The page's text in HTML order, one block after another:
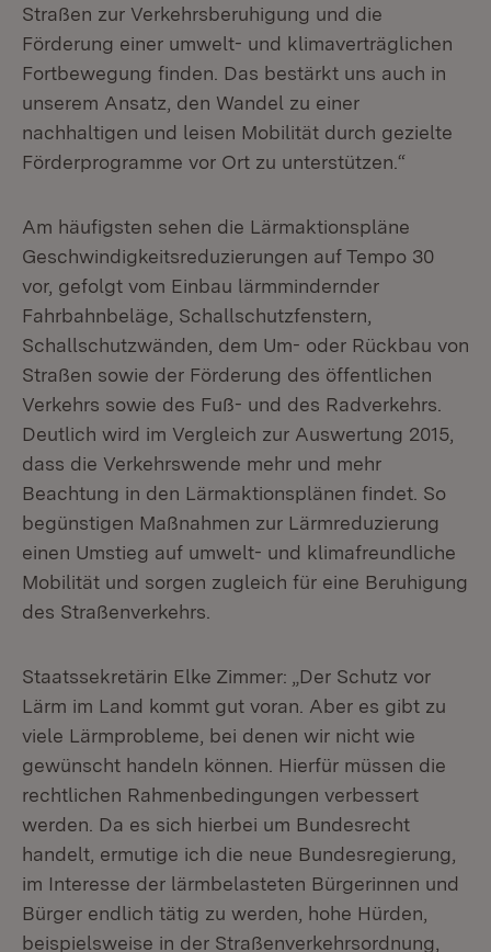
Straßen zur Verkehrsberuhigung und die
Förderung einer umwelt- und klimaverträglichen
Fortbewegung finden. Das bestärkt uns auch in
unserem Ansatz, den Wandel zu einer
nachhaltigen und leisen Mobilität durch gezielte
Förderprogramme vor Ort zu unterstützen.“
Am häufigsten sehen die Lärmaktionspläne
Geschwindigkeitsreduzierungen auf Tempo 30
vor, gefolgt vom Einbau lärmmindernder
Fahrbahnbeläge, Schallschutzfenstern,
Schallschutzwänden, dem Um- oder Rückbau von
Straßen sowie der Förderung des öffentlichen
Verkehrs sowie des Fuß- und des Radverkehrs.
Deutlich wird im Vergleich zur Auswertung 2015,
dass die Verkehrswende mehr und mehr
Beachtung in den Lärmaktionsplänen findet. So
begünstigen Maßnahmen zur Lärmreduzierung
einen Umstieg auf umwelt- und klimafreundliche
Mobilität und sorgen zugleich für eine Beruhigung
des Straßenverkehrs.
Staatssekretärin Elke Zimmer: „Der Schutz vor
Lärm im Land kommt gut voran. Aber es gibt zu
viele Lärmprobleme, bei denen wir nicht wie
gewünscht handeln können. Hierfür müssen die
rechtlichen Rahmenbedingungen verbessert
werden. Da es sich hierbei um Bundesrecht
handelt, ermutige ich die neue Bundesregierung,
im Interesse der lärmbelasteten Bürgerinnen und
Bürger endlich tätig zu werden, hohe Hürden,
beispielsweise in der Straßenverkehrsordnung,